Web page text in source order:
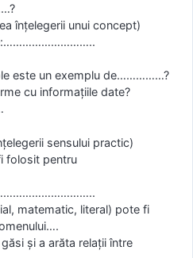
înţelegerii unui concept)
este un exemplu de……………?
cu informaţiile date?
sensului practic)
folosit pentru
matematic, literal) pote fi
şi a arăta relaţii între